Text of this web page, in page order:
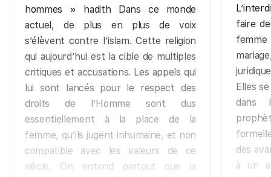
hommes » hadith Dans ce monde
actuel, de plus en plus de voix
s’élèvent contre l’islam. Cette religion
qui aujourd’hui est la cible de multiples
critiques et accusations. Les appels qui
lui sont lancés pour le respect des
droits de l’Homme sont dus
essentiellement à la place de la
femme, qu’ils jugent inhumaine, et non
compatible avec les valeurs de ce
siècle. On entend partout que la
faire
Elles
dans
des
à un